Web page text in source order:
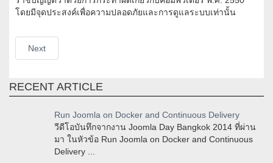
โดยมีจุดประสงค์เพื่อความปลอดภัยและการดูแลระบบเท่านั้น
Next
RECENT ARTICLE
Run Joomla on Docker and Continuous Delivery
วีดีโอบันทึกจากงาน Joomla Day Bangkok 2014 ที่ผ่าน
มา ในหัวข้อ Run Joomla on Docker and Continuous
Delivery ...